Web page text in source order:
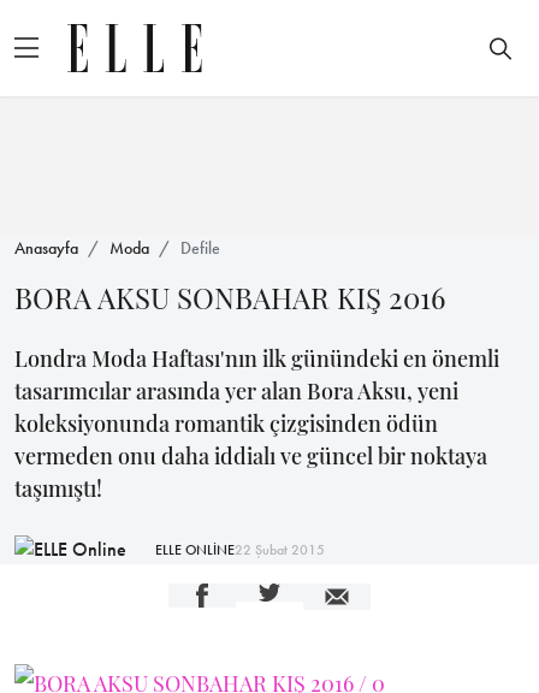
Anasayfa Moda Defile
BORA AKSU SONBAHAR KIŞ 2016
Londra Moda Haftası'nın ilk günündeki en önemli
tasarımcılar arasında yer alan Bora Aksu, yeni
koleksiyonunda romantik çizgisinden ödün
vermeden onu daha iddialı ve güncel bir noktaya
taşımıştı!
ELLE ONLİNE22 Şubat 2015